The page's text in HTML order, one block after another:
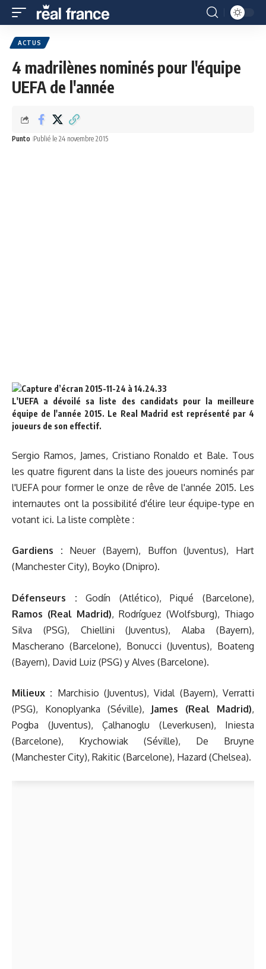
ACTUS
4 madrilènes nominés pour l'équipe
UEFA de l'année
Punto Publié le 24 novembre 2015
L'UEFA a dévoilé sa liste des candidats pour la meilleure
équipe de l'année 2015. Le Real Madrid est représenté par 4
joueurs de son effectif.
Sergio Ramos, James, Cristiano Ronaldo et Bale. Tous
les quatre figurent dans la liste des joueurs nominés par
l'UEFA pour former le onze de rêve de l'année 2015. Les
internautes ont la possibilité d'élire leur équipe-type en
votant ici. La liste complète :
Gardiens : Neuer (Bayern), Buffon (Juventus), Hart
(Manchester City), Boyko (Dnipro).
Défenseurs : Godín (Atlético), Piqué (Barcelone),
Ramos (Real Madrid), Rodríguez (Wolfsburg), Thiago
Silva (PSG), Chiellini (Juventus), Alaba (Bayern),
Mascherano (Barcelone), Bonucci (Juventus), Boateng
(Bayern), David Luiz (PSG) y Alves (Barcelone).
Milieux : Marchisio (Juventus), Vidal (Bayern), Verratti
(PSG), Konoplyanka (Séville), James (Real Madrid),
Pogba (Juventus), Çalhanoglu (Leverkusen), Iniesta
(Barcelone), Krychowiak (Séville), De Bruyne
(Manchester City), Rakitic (Barcelone), Hazard (Chelsea).